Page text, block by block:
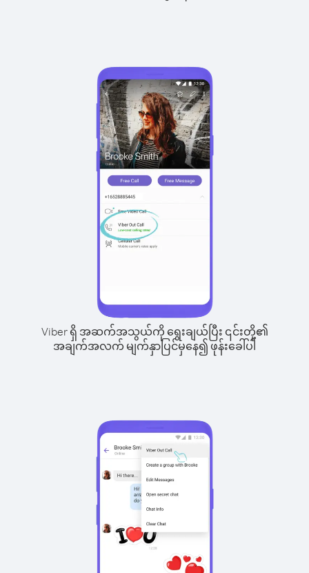
Viber ရှိ အဆက်အသွယ်ကို ရွေးချယ်ပြီး ၎င်းတို့၏
အချက်အလက် မျက်နှာပြင်မှနေ၍ ဖုန်းခေါ်ပါ